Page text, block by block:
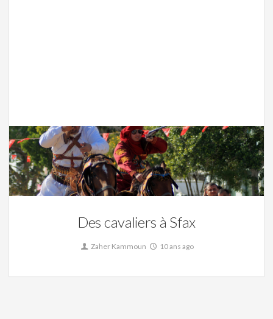
0
Des cavaliers à Sfax, La Tunisie
Des cavaliers à Sfax
Zaher Kammoun 10 ans ago